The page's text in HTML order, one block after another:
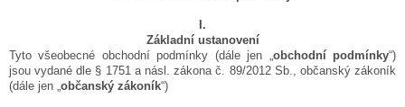
I.
Základní ustanovení
Tyto všeobecné obchodní podmínky (dále jen „ obchodní podmínky“)
jsou vydané dle § 1751 a násl. zákona č. 89/2012 Sb., občanský zákoník
(dále jen „ občanský zákoník“)